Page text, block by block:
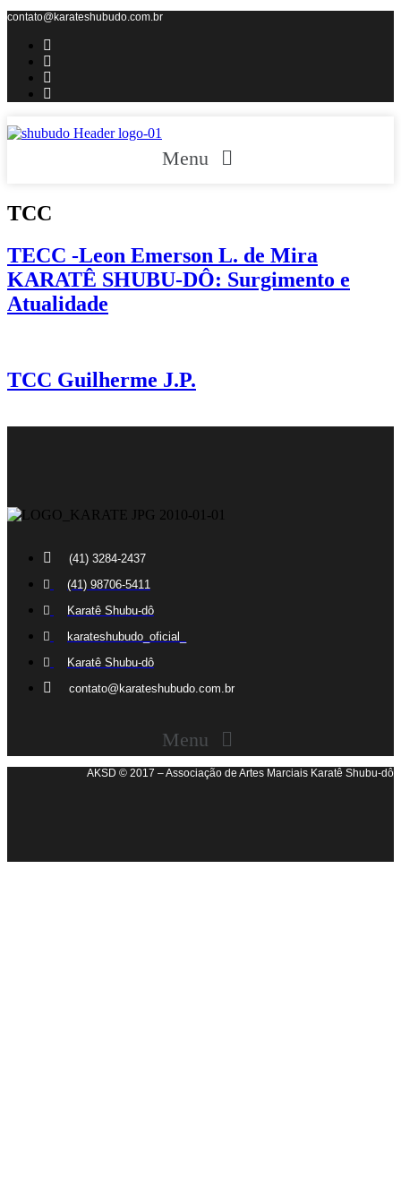
contato@karateshubudo.com.br
Menu
TCC
TECC -Leon Emerson L. de Mira
KARATÊ SHUBU-DÔ: Surgimento e
Atualidade
TCC Guilherme J.P.
(41) 3284-2437
(41) 98706-5411
Karatê Shubu-dô
karateshubudo_oficial_
Karatê Shubu-dô
contato@karateshubudo.com.br
Menu
AKSD © 2017 – Associação de Artes Marciais Karatê Shubu-dô